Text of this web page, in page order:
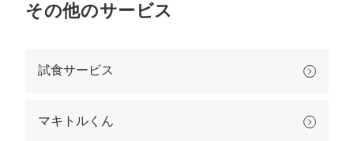
その他のサービス
試食サービス
マキトルくん